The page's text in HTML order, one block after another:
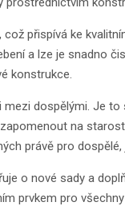
přispívá ke
a lze je snadno
konstrukce.
dospělými. Je
na
právě pro
o nové sady a
prvkem pro